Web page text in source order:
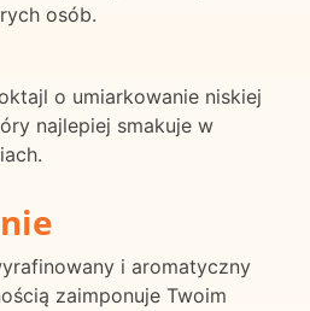
osób.
o umiarkowanie niskiej
najlepiej smakuje w
i aromatyczny
zaimponuje Twoim